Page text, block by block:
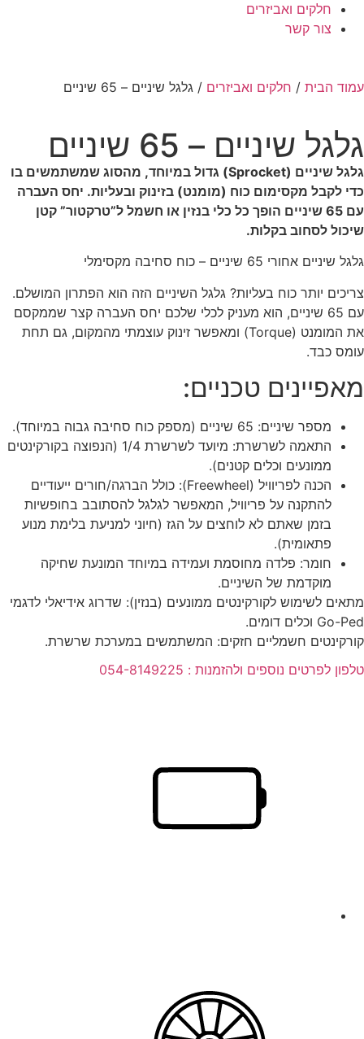
חלקים ואביזרים
צור קשר
עמוד הבית / חלקים ואביזרים / גלגל שיניים – 65 שיניים
גלגל שיניים – 65 שיניים
גלגל שיניים (Sprocket) גדול במיוחד, מהסוג שמשתמשים בו
כדי לקבל מקסימום כוח (מומנט) בזינוק ובעליות. יחס העברה
עם 65 שיניים הופך כל כלי בנזין או חשמל ל”טרקטור” קטן
שיכול לסחוב בקלות.
גלגל שיניים אחורי 65 שיניים – כוח סחיבה מקסימלי
צריכים יותר כוח בעליות? גלגל השיניים הזה הוא הפתרון המושלם.
עם 65 שיניים, הוא מעניק לכלי שלכם יחס העברה קצר שממקסם
את המומנט (Torque) ומאפשר זינוק עוצמתי מהמקום, גם תחת
עומס כבד.
מאפיינים טכניים:
מספר שיניים: 65 שיניים (מספק כוח סחיבה גבוה במיוחד).
התאמה לשרשרת: מיועד לשרשרת 1/4 (הנפוצה בקורקינטים
ממונעים וכלים קטנים).
הכנה לפריוויל (Freewheel): כולל הברגה/חורים ייעודיים
להתקנה על פריוויל, המאפשר לגלגל להסתובב בחופשיות
בזמן שאתם לא לוחצים על הגז (חיוני למניעת בלימת מנוע
פתאומית).
חומר: פלדה מחוסמת ועמידה במיוחד המונעת שחיקה
מוקדמת של השיניים.
מתאים לשימוש לקורקינטים ממונעים (בנזין): שדרוג אידיאלי לדגמי
Go-Ped וכלים דומים.
קורקינטים חשמליים חזקים: המשתמשים במערכת שרשרת.
טלפון לפרטים נוספים ולהזמנות : 054-8149225